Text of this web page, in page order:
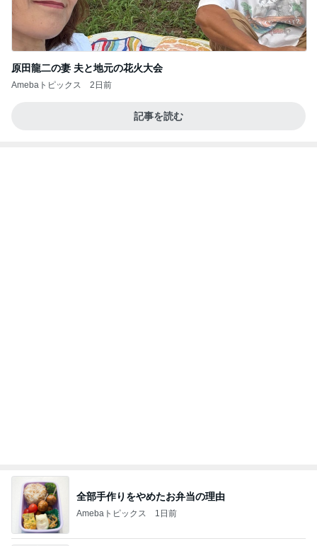
原田龍二の妻 夫と地元の花火大会
Amebaトピックス 2日前
記事を読む
全部手作りをやめたお弁当の理由
Amebaトピックス 1日前